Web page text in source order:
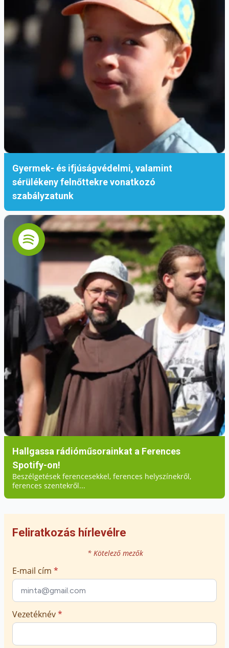
Gyermek- és ifjúságvédelmi, valamint
sérülékeny felnőttekre vonatkozó
szabályzatunk
Hallgassa rádióműsorainkat a Ferences
Spotify-on!
Beszélgetések ferencesekkel, ferences helyszínekről,
ferences szentekről...
Feliratkozás hírlevélre
* Kötelező mezők
E-mail cím *
Vezetéknév*